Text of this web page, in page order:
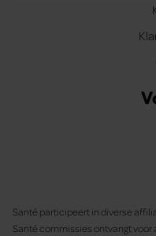
Santé participeert in diverse
Santé commissies ontvangt